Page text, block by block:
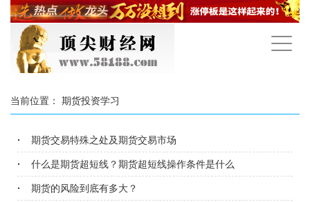
手
机
当前位置： 期货投资学习
期货交易特殊之处及期货交易市场
什么是期货超短线？期货超短线操作条件是什么
期货的风险到底有多大？